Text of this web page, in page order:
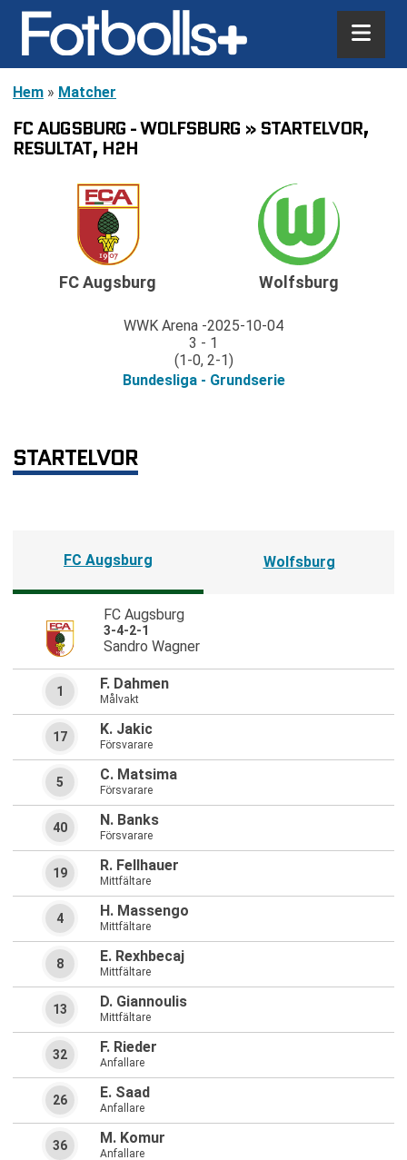
Hem » Matcher
FC AUGSBURG - WOLFSBURG » STARTELVOR,
RESULTAT, H2H
FC Augsburg
WWK Arena 2025-10-04
3 - 1
(1-0, 2-1)
Bundesliga - Grundserie
Wolfsburg
STARTELVOR
FC Augsburg Wolfsburg
FC Augsburg
3-4-2-1
Sandro Wagner
F. Dahmen
Målvakt
1
K. Jakic
Försvarare
17
C. Matsima
Försvarare
5
N. Banks
Försvarare
40
R. Fellhauer
Mittfältare
19
H. Massengo
Mittfältare
4
E. Rexhbecaj
Mittfältare
8
D. Giannoulis
Mittfältare
13
F. Rieder
Anfallare
32
E. Saad
Anfallare
26
M. Komur
Anfallare
36